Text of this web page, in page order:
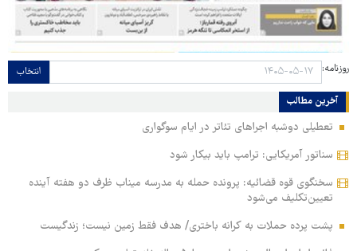
روزنامه: انتخاب
آخرین مطالب
تعطیلی دوشبه اجراهای تئاتر در ایام سوگواری
سناتور آمریکایی: ترامپ باید بیکار شود
سخنگوی قوه قضائیه: پرونده حمله به مدرسه میناب ظرف دو هفته آینده
تعیین‌تکلیف می‌شود
پشت پرده حملات به کرانه باختری/ هدف فقط زمین نیست؛ زندگیست